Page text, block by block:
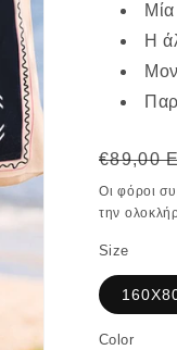
Η
τιμή
€89,00
Οι φόροι
την
Size
Color